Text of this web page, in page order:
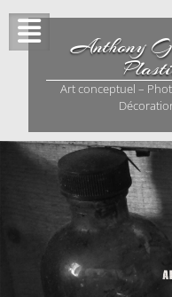
content
Anthony
Art conceptuel –